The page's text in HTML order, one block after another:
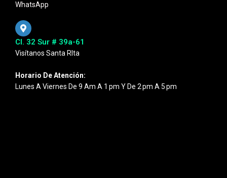
WhatsApp
Cl. 32 Sur # 39a-61
Visítanos Santa RIta
Horario De Atención:
Lunes A Viernes De 9 Am A 1 Pm Y De 2 Pm A 5 Pm